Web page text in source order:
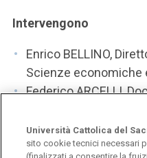
Intervengono
Enrico BELLINO,
Scienze economiche
Federico ARCELLI,
Università Cattolica del
sito cookie tecnici necessari